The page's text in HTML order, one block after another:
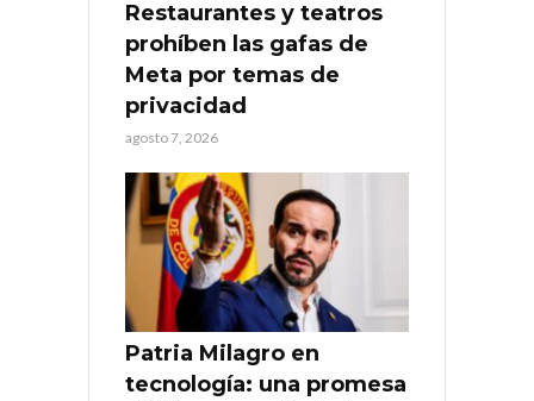
Restaurantes y teatros
prohíben las gafas de
Meta por temas de
privacidad
agosto 7, 2026
Patria Milagro en
tecnología: una promesa